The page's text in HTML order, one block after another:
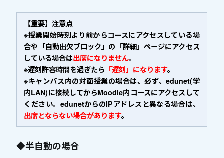
【重要】注意点
※授業開始時刻より前からコースにアクセスしている場
合や「自動出欠ブロック」の「詳細」ページにアクセス
している場合は出席になりません。
※遅刻許容時間を過ぎたら 「遅刻」になります。
※キャンパス内の対面授業の場合は、必ず、edunet(学
内LAN)に接続してからMoodle内コースにアクセスして
ください。edunetからのIPアドレスと異なる場合は、
出席とならない場合があります。
◆半自動の場合